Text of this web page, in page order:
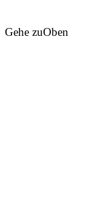
Gehe zuOben